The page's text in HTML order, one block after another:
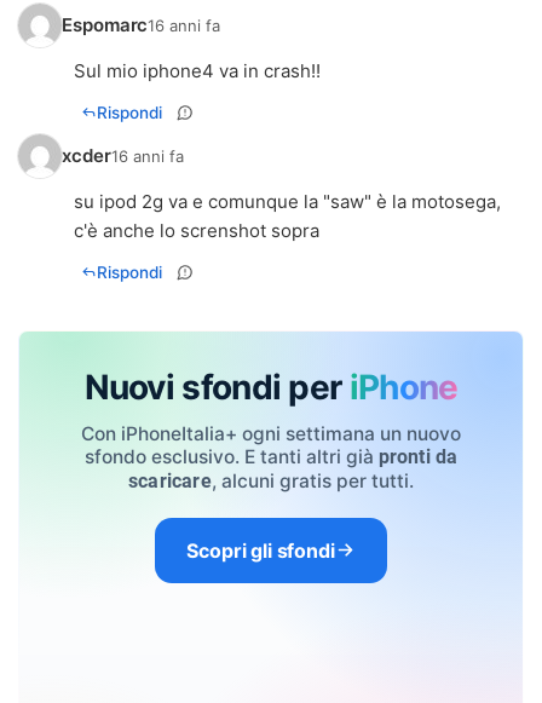
Espomarc16 anni fa
Sul mio iphone4 va in crash!!
Rispondi
xcder16 anni fa
su ipod 2g va e comunque la "saw" è la motosega,
c'è anche lo screnshot sopra
Rispondi
Nuovi sfondi per iPhone
Con iPhoneItalia+ ogni settimana un nuovo
sfondo esclusivo. E tanti altri già pronti da
scaricare, alcuni gratis per tutti.
Scopri gli sfondi